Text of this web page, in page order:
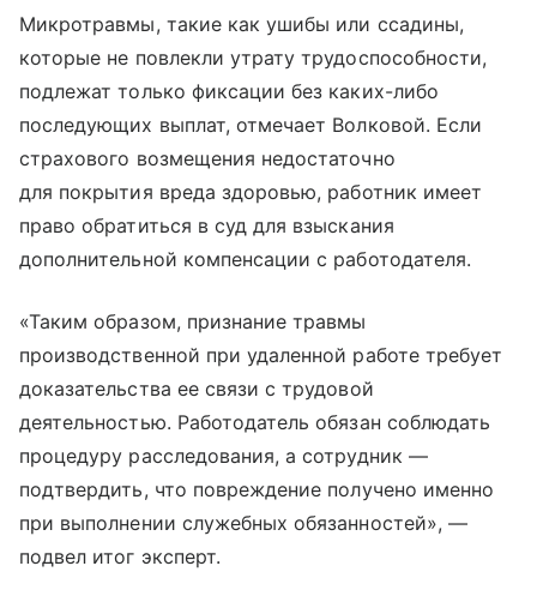
Микротравмы, такие как ушибы или ссадины,
которые не повлекли утрату трудоспособности,
подлежат только фиксации без каких-либо
последующих выплат, отмечает Волковой. Если
страхового возмещения недостаточно
для покрытия вреда здоровью, работник имеет
право обратиться в суд для взыскания
дополнительной компенсации с работодателя.
«Таким образом, признание травмы
производственной при удаленной работе требует
доказательства ее связи с трудовой
деятельностью. Работодатель обязан соблюдать
процедуру расследования, а сотрудник —
подтвердить, что повреждение получено именно
при выполнении служебных обязанностей», —
подвел итог эксперт.